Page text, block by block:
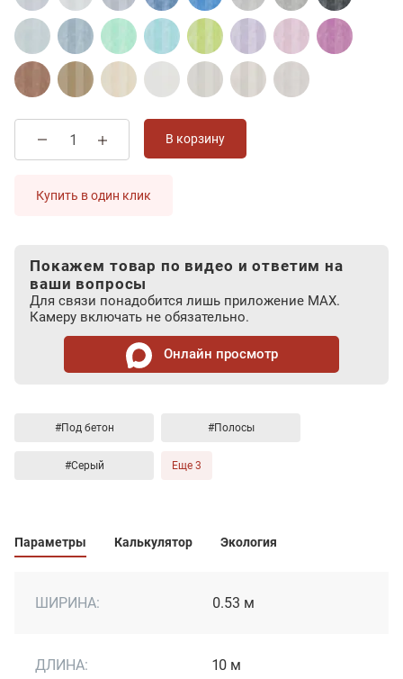
В корзину
Купить в один клик
Покажем товар по видео и ответим на
ваши вопросы
Для связи понадобится лишь приложение MAX.
Камеру включать не обязательно.
Онлайн просмотр
#Под бетон #Полосы
#Серый Еще 3
Параметры Калькулятор Экология
ШИРИНА: 0.53 м
ДЛИНА: 10 м